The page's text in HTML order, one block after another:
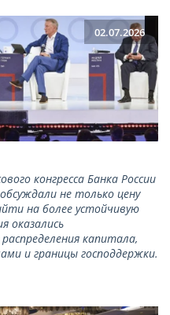
02.07.2026
конгресса Банка России
не только цену
на более устойчивую
оказались
капитала,
и границы господдержки.